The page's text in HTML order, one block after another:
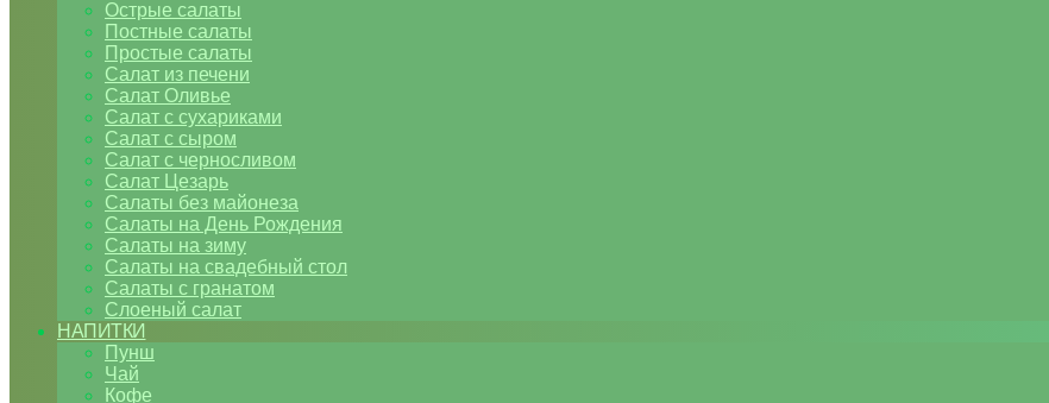
Острые салаты
Постные салаты
Простые салаты
Салат из печени
Салат Оливье
Салат с сухариками
Салат с сыром
Салат с черносливом
Салат Цезарь
Салаты без майонеза
Салаты на День Рождения
Салаты на зиму
Салаты на свадебный стол
Салаты с гранатом
Слоеный салат
НАПИТКИ
Пунш
Чай
Кофе